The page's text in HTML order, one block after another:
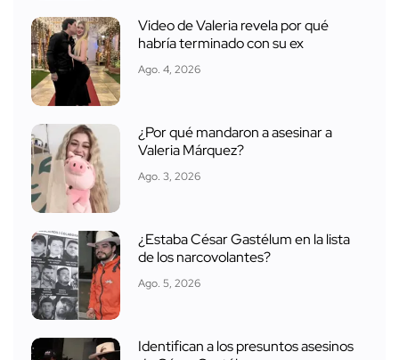
Video de Valeria revela por qué
habría terminado con su ex
Ago. 4, 2026
¿Por qué mandaron a asesinar a
Valeria Márquez?
Ago. 3, 2026
¿Estaba César Gastélum en la lista
de los narcovolantes?
Ago. 5, 2026
Identifican a los presuntos asesinos